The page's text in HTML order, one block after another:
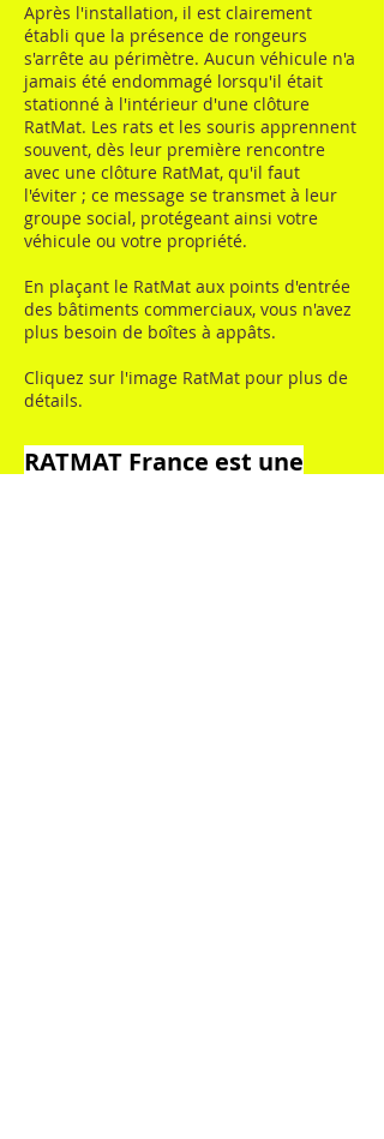
Après l'installation, il est clairement
établi que la présence de rongeurs
s'arrête au périmètre. Aucun véhicule n'a
jamais été endommagé lorsqu'il était
stationné à l'intérieur d'une clôture
RatMat. Les rats et les souris apprennent
souvent, dès leur première rencontre
avec une clôture RatMat, qu'il faut
l'éviter ; ce message se transmet à leur
groupe social, protégeant ainsi votre
véhicule ou votre propriété.
En plaçant le RatMat aux points d'entrée
des bâtiments commerciaux, vous n'avez
plus besoin de boîtes à appâts.
Cliquez sur l'image RatMat pour plus de
détails.
RATMAT France est une